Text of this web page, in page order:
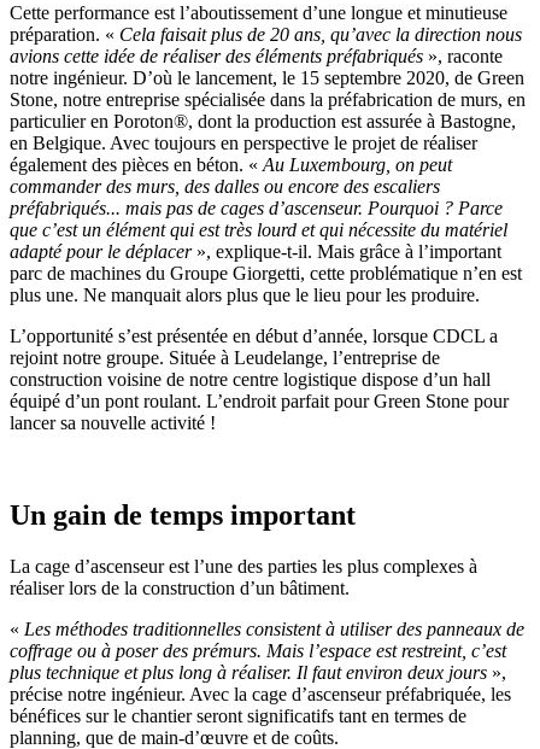
Cette performance est l’aboutissement d’une longue et minutieuse
préparation. « Cela faisait plus de 20 ans, qu’avec la direction nous
avions cette idée de réaliser des éléments préfabriqués », raconte
notre ingénieur. D’où le lancement, le 15 septembre 2020, de Green
Stone, notre entreprise spécialisée dans la préfabrication de murs, en
particulier en Poroton®, dont la production est assurée à Bastogne,
en Belgique. Avec toujours en perspective le projet de réaliser
également des pièces en béton. « Au Luxembourg, on peut
commander des murs, des dalles ou encore des escaliers
préfabriqués... mais pas de cages d’ascenseur. Pourquoi ? Parce
que c’est un élément qui est très lourd et qui nécessite du matériel
adapté pour le déplacer », explique-t-il. Mais grâce à l’important
parc de machines du Groupe Giorgetti, cette problématique n’en est
plus une. Ne manquait alors plus que le lieu pour les produire.
L’opportunité s’est présentée en début d’année, lorsque CDCL a
rejoint notre groupe. Située à Leudelange, l’entreprise de
construction voisine de notre centre logistique dispose d’un hall
équipé d’un pont roulant. L’endroit parfait pour Green Stone pour
lancer sa nouvelle activité !
Un gain de temps important
La cage d’ascenseur est l’une des parties les plus complexes à
réaliser lors de la construction d’un bâtiment.
« Les méthodes traditionnelles consistent à utiliser des panneaux de
coffrage ou à poser des prémurs. Mais l’espace est restreint, c’est
plus technique et plus long à réaliser. Il faut environ deux jours »,
précise notre ingénieur. Avec la cage d’ascenseur préfabriquée, les
bénéfices sur le chantier seront significatifs tant en termes de
planning, que de main-d’œuvre et de coûts.